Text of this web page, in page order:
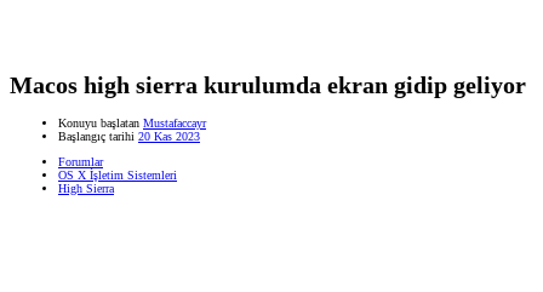
Macos high sierra kurulumda ekran gidip geliyor
Konuyu başlatan Mustafaccayr
Başlangıç tarihi 20 Kas 2023
Forumlar
OS X İşletim Sistemleri
High Sierra